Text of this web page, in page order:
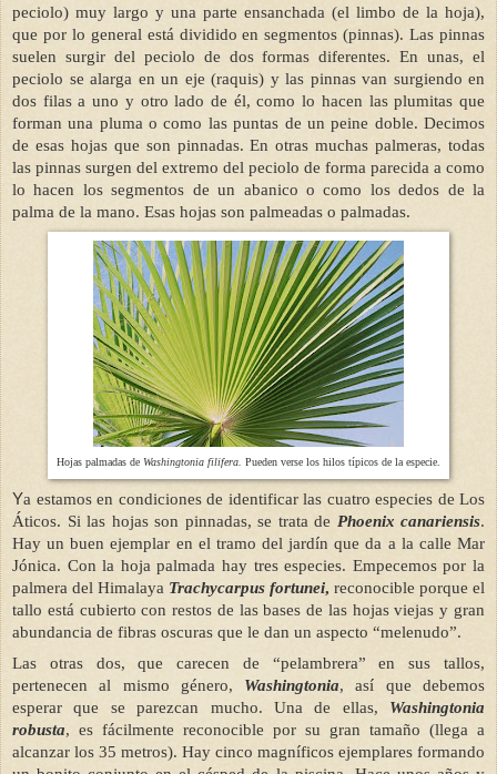
peciolo) muy largo y una parte ensanchada (el limbo de la hoja),
que por lo general está dividido en segmentos (pinnas). Las pinnas
suelen surgir del peciolo de dos formas diferentes. En unas, el
peciolo se alarga en un eje (raquis) y las pinnas van surgiendo en
dos filas a uno y otro lado de él, como lo hacen las plumitas que
forman una pluma o como las puntas de un peine doble. Decimos
de esas hojas que son pinnadas. En otras muchas palmeras, todas
las pinnas surgen del extremo del peciolo de forma parecida a como
lo hacen los segmentos de un abanico o como los dedos de la
palma de la mano. Esas hojas son palmeadas o palmadas.
Hojas palmadas de Washingtonia filifera. Pueden verse los hilos típicos de la especie.
Ya estamos en condiciones de identificar las cuatro especies de Los
Áticos. Si las hojas son pinnadas, se trata de Phoenix canariensis.
Hay un buen ejemplar en el tramo del jardín que da a la calle Mar
Jónica. Con la hoja palmada hay tres especies. Empecemos por la
palmera del Himalaya Trachycarpus fortunei, reconocible porque el
tallo está cubierto con restos de las bases de las hojas viejas y gran
abundancia de fibras oscuras que le dan un aspecto “melenudo”.
Las otras dos, que carecen de “pelambrera” en sus tallos,
pertenecen al mismo género, Washingtonia, así que debemos
esperar que se parezcan mucho. Una de ellas, Washingtonia
robusta, es fácilmente reconocible por su gran tamaño (llega a
alcanzar los 35 metros). Hay cinco magníficos ejemplares formando